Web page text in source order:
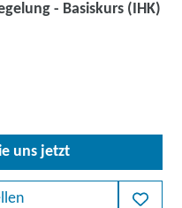
- Basiskurs (IHK)
uns jetzt